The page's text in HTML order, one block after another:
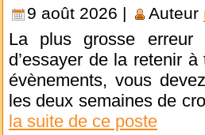
9 août 2026 | Auteur
La plus grosse erreur
d’essayer de la retenir
évènements, vous
les deux semaines de
la suite de ce poste